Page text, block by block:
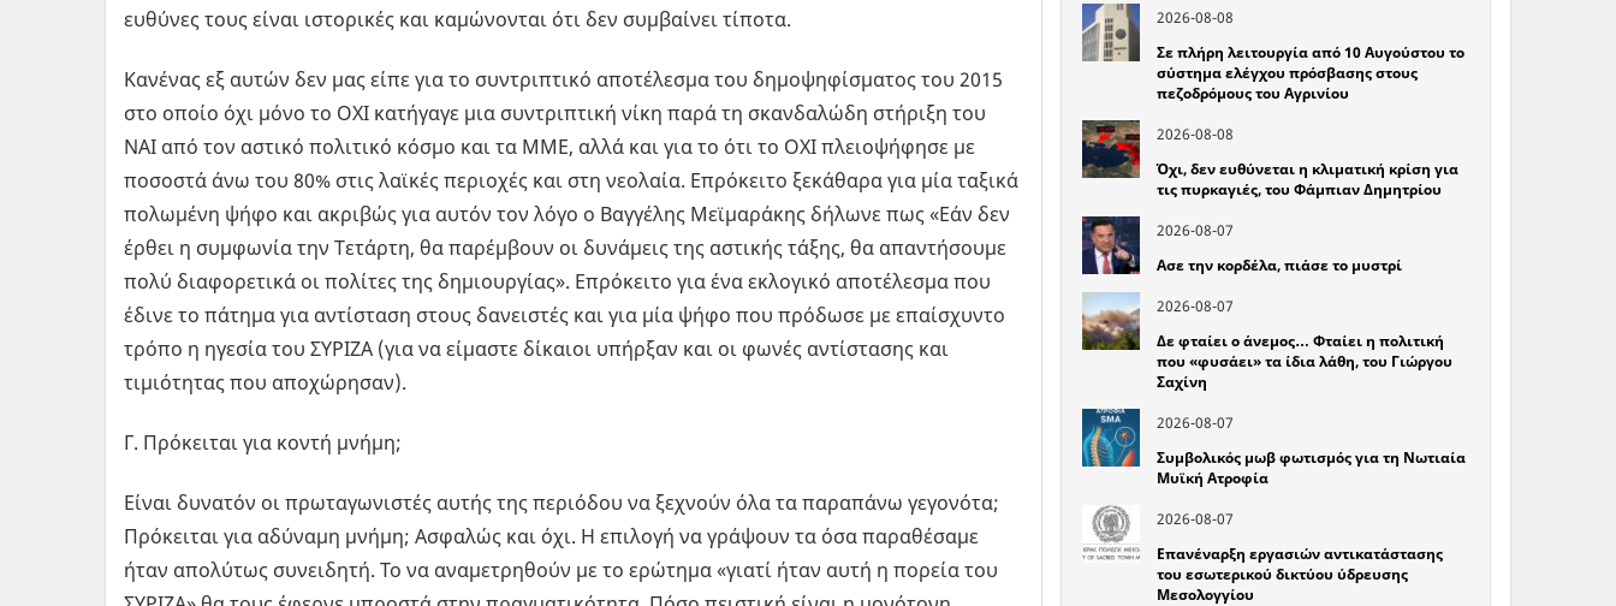
ευθύνες τους είναι ιστορικές και καμώνονται ότι δεν συμβαίνει τίποτα.
Κανένας εξ αυτών δεν μας είπε για το συντριπτικό αποτέλεσμα του δημοψηφίσματος του 2015
στο οποίο όχι μόνο το ΟΧΙ κατήγαγε μια συντριπτική νίκη παρά τη σκανδαλώδη στήριξη του
ΝΑΙ από τον αστικό πολιτικό κόσμο και τα ΜΜΕ, αλλά και για το ότι το ΟΧΙ πλειοψήφησε με
ποσοστά άνω του 80% στις λαϊκές περιοχές και στη νεολαία. Επρόκειτο ξεκάθαρα για μία ταξικά
πολωμένη ψήφο και ακριβώς για αυτόν τον λόγο ο Βαγγέλης Μεϊμαράκης δήλωνε πως «Εάν δεν
έρθει η συμφωνία την Τετάρτη, θα παρέμβουν οι δυνάμεις της αστικής τάξης, θα απαντήσουμε
πολύ διαφορετικά οι πολίτες της δημιουργίας». Επρόκειτο για ένα εκλογικό αποτέλεσμα που
έδινε το πάτημα για αντίσταση στους δανειστές και για μία ψήφο που πρόδωσε με επαίσχυντο
τρόπο η ηγεσία του ΣΥΡΙΖΑ (για να είμαστε δίκαιοι υπήρξαν και οι φωνές αντίστασης και
τιμιότητας που αποχώρησαν).
Γ. Πρόκειται για κοντή μνήμη;
Είναι δυνατόν οι πρωταγωνιστές αυτής της περιόδου να ξεχνούν όλα τα παραπάνω γεγονότα;
Πρόκειται για αδύναμη μνήμη; Ασφαλώς και όχι. Η επιλογή να γράψουν τα όσα παραθέσαμε
ήταν απολύτως συνειδητή. Το να αναμετρηθούν με το ερώτημα «γιατί ήταν αυτή η πορεία του
2026-08-08
Σε πλήρη λειτουργία από 10 Αυγούστου το
σύστημα ελέγχου πρόσβασης στους
πεζοδρόμους του Αγρινίου
2026-08-08
Όχι, δεν ευθύνεται η κλιματική κρίση για
τις πυρκαγιές, του Φάμπιαν Δημητρίου
2026-08-07
Ασε την κορδέλα, πιάσε το μυστρί
2026-08-07
Δε φταίει ο άνεμος… Φταίει η πολιτική
που «φυσάει» τα ίδια λάθη, του Γιώργου
Σαχίνη
2026-08-07
Συμβολικός μωβ φωτισμός για τη Νωτιαία
Μυϊκή Ατροφία
2026-08-07
Επανέναρξη εργασιών αντικατάστασης
του εσωτερικού δικτύου ύδρευσης
Μεσολογγίου